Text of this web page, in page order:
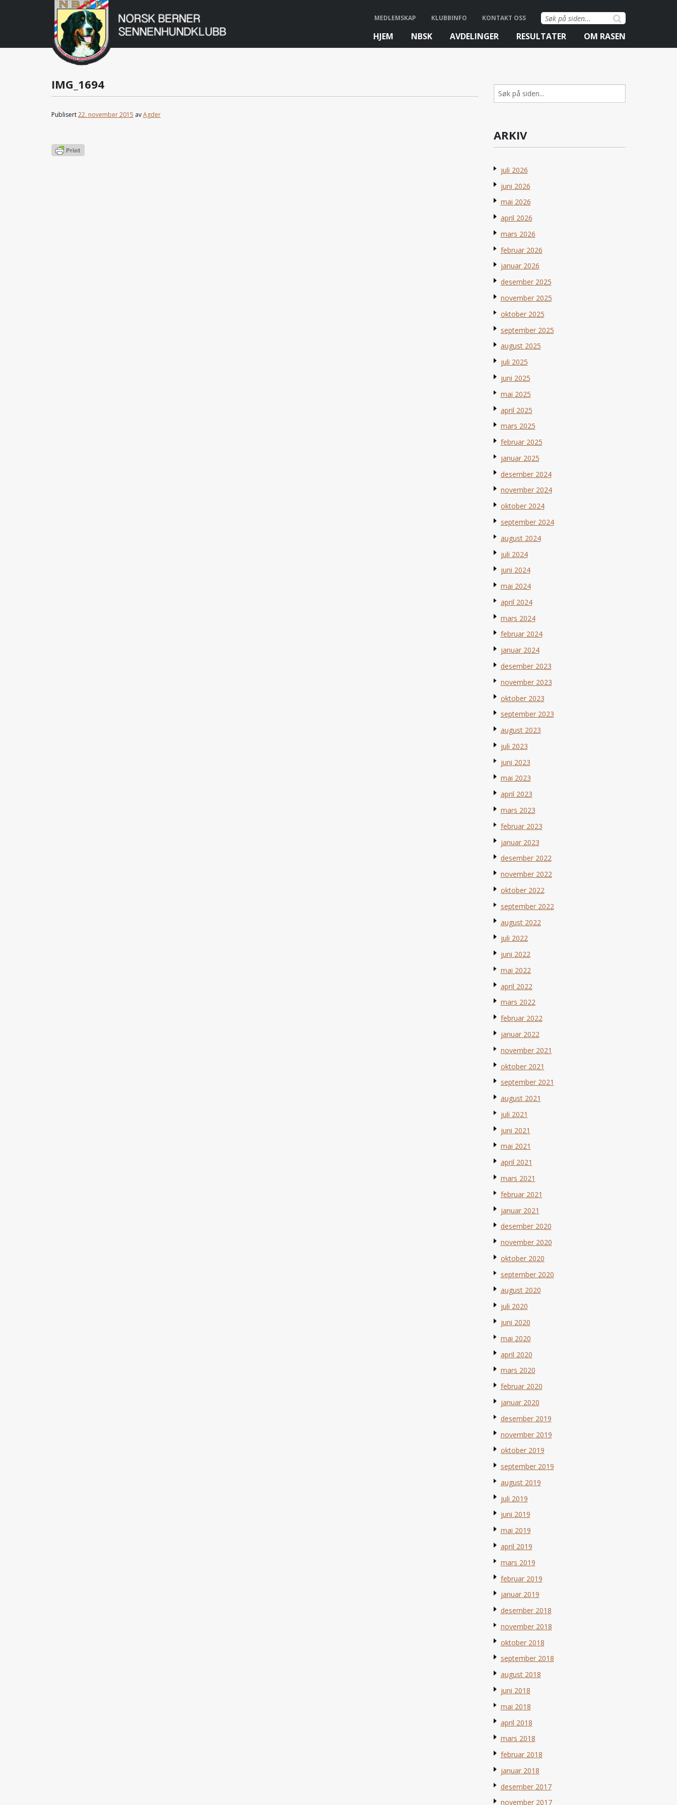
Norsk
Berner
Sennenhundklubb
Søk
etter:
MEDLEMSKAP KLUBBINFO KONTAKT OSS
HJEM NBSK AVDELINGER RESULTATER OM RASEN
IMG_1694
Publisert22. november 2015 avAgder
Søk
etter:
ARKIV
juli 2026
juni 2026
mai 2026
april 2026
mars 2026
februar 2026
januar 2026
desember 2025
november 2025
oktober 2025
september 2025
august 2025
juli 2025
juni 2025
mai 2025
april 2025
mars 2025
februar 2025
januar 2025
desember 2024
november 2024
oktober 2024
september 2024
august 2024
juli 2024
juni 2024
mai 2024
april 2024
mars 2024
februar 2024
januar 2024
desember 2023
november 2023
oktober 2023
september 2023
august 2023
juli 2023
juni 2023
mai 2023
april 2023
mars 2023
februar 2023
januar 2023
desember 2022
november 2022
oktober 2022
september 2022
august 2022
juli 2022
juni 2022
mai 2022
april 2022
mars 2022
februar 2022
januar 2022
november 2021
oktober 2021
september 2021
august 2021
juli 2021
juni 2021
mai 2021
april 2021
mars 2021
februar 2021
januar 2021
desember 2020
november 2020
oktober 2020
september 2020
august 2020
juli 2020
juni 2020
mai 2020
april 2020
mars 2020
februar 2020
januar 2020
desember 2019
november 2019
oktober 2019
september 2019
august 2019
juli 2019
juni 2019
mai 2019
april 2019
mars 2019
februar 2019
januar 2019
desember 2018
november 2018
oktober 2018
september 2018
august 2018
juni 2018
mai 2018
april 2018
mars 2018
februar 2018
januar 2018
desember 2017
november 2017